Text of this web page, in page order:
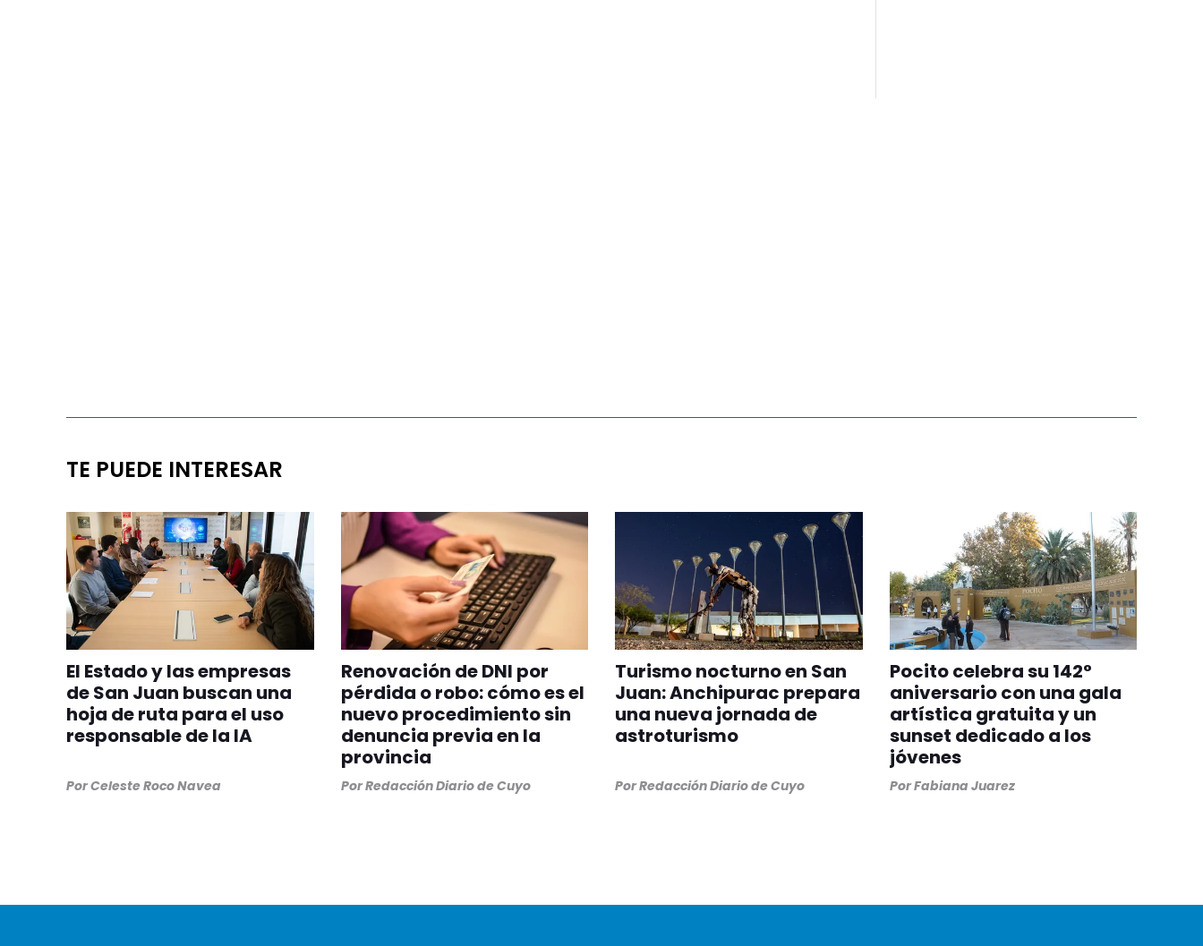
TE PUEDE INTERESAR
El Estado y las empresas
de San Juan buscan una
hoja de ruta para el uso
responsable de la IA
PorCeleste Roco Navea
Renovación de DNI por
pérdida o robo: cómo es el
nuevo procedimiento sin
denuncia previa en la
provincia
PorRedacción Diario de Cuyo
Turismo nocturno en San
Juan: Anchipurac prepara
una nueva jornada de
astroturismo
PorRedacción Diario de Cuyo
Pocito celebra su 142°
aniversario con una gala
artística gratuita y un
sunset dedicado a los
jóvenes
PorFabiana Juarez